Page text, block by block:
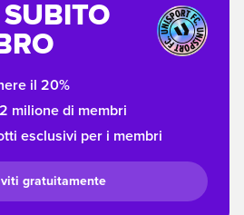
il 20%
milione di membri
esclusivi per i membri
gratuitamente